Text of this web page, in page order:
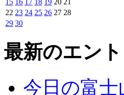
15 16 17 18 19 20 21
22 23 24 25 26 27 28
29 30
最新のエン
今日の富士